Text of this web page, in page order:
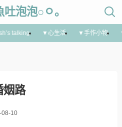
吐泡泡○ㅇ｡
talking ▼心生活 ▼手作小物
姻路
08-10